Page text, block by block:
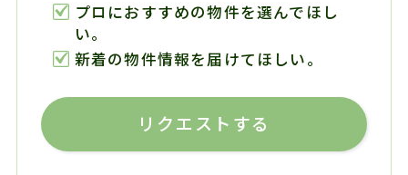
プロにおすすめの物件を選んでほし
い。
新着の物件情報を届けてほしい。
リクエストする